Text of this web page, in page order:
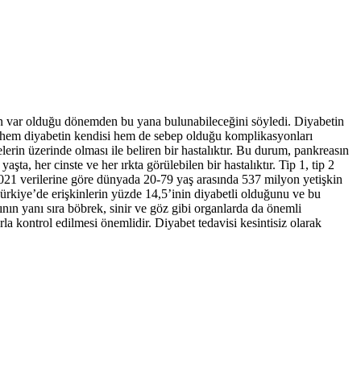
var olduğu dönemden bu yana bulunabileceğini söyledi. Diyabetin
diyabetin kendisi hem de sebep olduğu komplikasyonları
üzerinde olması ile beliren bir hastalıktır. Bu durum, pankreasın
her cinste ve her ırkta görülebilen bir hastalıktır. Tip 1, tip 2
verilerine göre dünyada 20-79 yaş arasında 537 milyon yetişkin
erişkinlerin yüzde 14,5’inin diyabetli olduğunu ve bu
yanı sıra böbrek, sinir ve göz gibi organlarda da önemli
kontrol edilmesi önemlidir. Diyabet tedavisi kesintisiz olarak